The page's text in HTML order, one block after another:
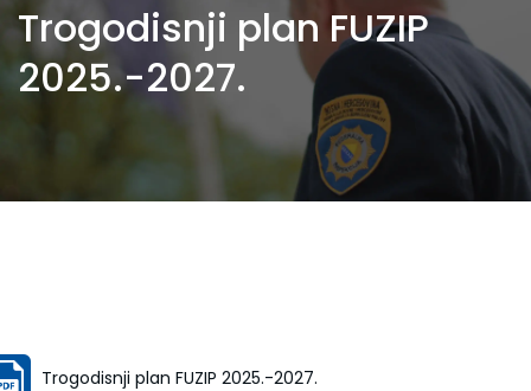
Trogodisnji plan FUZIP
2025.-2027.
Trogodisnji plan FUZIP 2025.-2027.